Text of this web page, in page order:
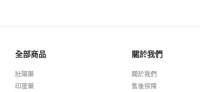
全部商品
壯陽藥
印度藥
關於我們
關於我們
售後保障